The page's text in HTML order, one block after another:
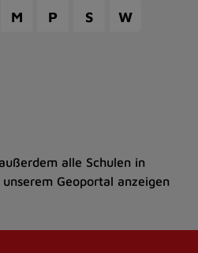
M P S W
alle Schulen in
Geoportal anzeigen